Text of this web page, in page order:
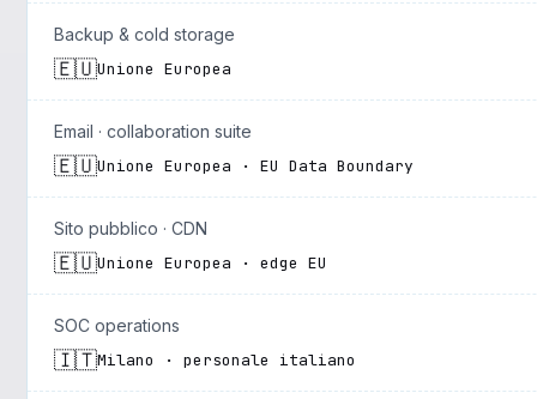
Backup & cold storage
🇪🇺Unione Europea
Email · collaboration suite
🇪🇺Unione Europea · EU Data Boundary
Sito pubblico · CDN
🇪🇺Unione Europea · edge EU
SOC operations
🇮🇹Milano · personale italiano